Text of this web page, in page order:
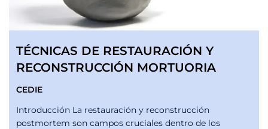
TÉCNICAS DE RESTAURACIÓN Y
RECONSTRUCCIÓN MORTUORIA
CEDIE
Introducción La restauración y reconstrucción
postmortem son campos cruciales dentro de los